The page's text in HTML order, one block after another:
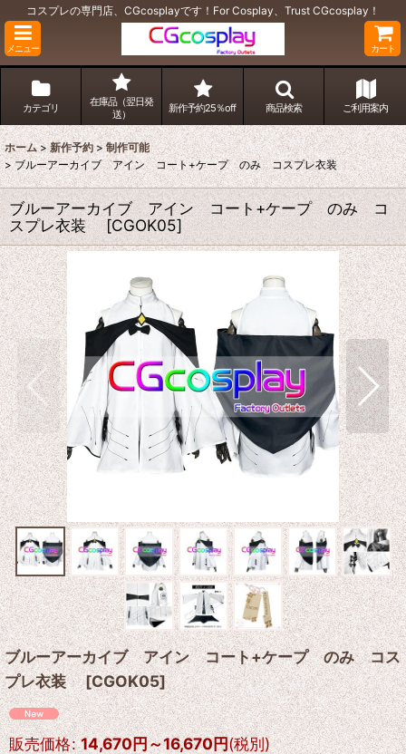
コスプレの専門店、CGcosplayです！For Cosplay、Trust CGcosplay！
メニュー カート
カテゴリ
在庫品（翌日発
送）
新作予約25％off 商品検索 ご利用案内
ホーム > 新作予約 > 制作可能
> ブルーアーカイブ アイン コート+ケープ のみ コスプレ衣装
ブルーアーカイブ アイン コート+ケープ のみ コ
スプレ衣装 [CGOK05]
ブルーアーカイブ アイン コート+ケープ のみ コス
プレ衣装[CGOK05]
販売価格: 14,670円～16,670円(税別)